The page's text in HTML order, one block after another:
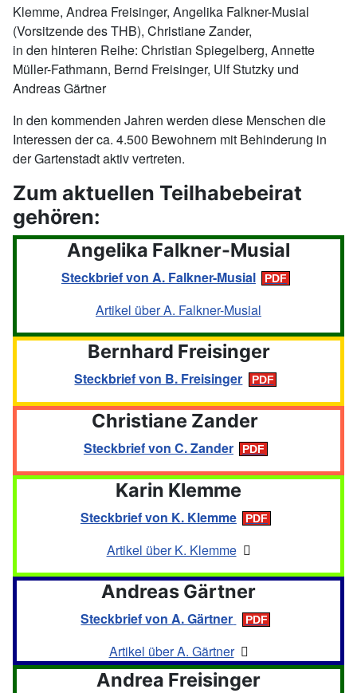
Klemme, Andrea Freisinger, Angelika Falkner-Musial
(Vorsitzende des THB), Christiane Zander,
in den hinteren Reihe: Christian Spiegelberg, Annette
Müller-Fathmann, Bernd Freisinger, Ulf Stutzky und
Andreas Gärtner
In den kommenden Jahren werden diese Menschen die
Interessen der ca. 4.500 Bewohnern mit Behinderung in
der Gartenstadt aktiv vertreten.
Zum aktuellen Teilhabebeirat
gehören:
Angelika Falkner-Musial
Steckbrief von A. Falkner-Musial
Artikel über A. Falkner-Musial
Bernhard Freisinger
Steckbrief von B. Freisinger
Christiane Zander
Steckbrief von C. Zander
Karin Klemme
Steckbrief von K. Klemme
Artikel über K. Klemme
Andreas Gärtner
Steckbrief von A. Gärtner
Artikel über A. Gärtner
Andrea Freisinger